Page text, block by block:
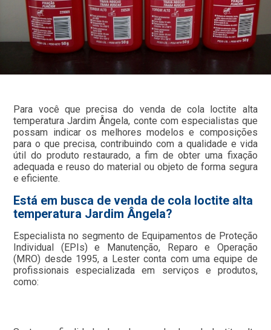
Para você que precisa do venda de cola loctite alta
temperatura Jardim Ângela, conte com especialistas que
possam indicar os melhores modelos e composições
para o que precisa, contribuindo com a qualidade e vida
útil do produto restaurado, a fim de obter uma fixação
adequada e reuso do material ou objeto de forma segura
e eficiente.
Está em busca de venda de cola loctite alta
temperatura Jardim Ângela?
Especialista no segmento de Equipamentos de Proteção
Individual (EPIs) e Manutenção, Reparo e Operação
(MRO) desde 1995, a Lester conta com uma equipe de
profissionais especializada em serviços e produtos,
como: